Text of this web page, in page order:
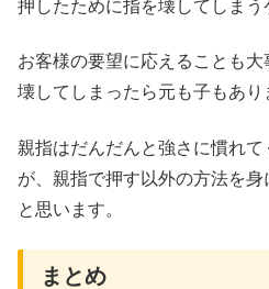
押したために指を壊してしまう
お客様の要望に応えることも
壊してしまったら元も子もあり
親指はだんだんと強さに慣れ
が、親指で押す以外の方法を
と思います。
まとめ